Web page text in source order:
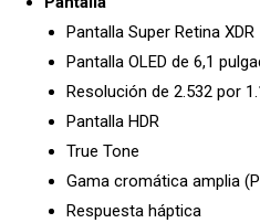
Pantalla Super Retina XDR
Pantalla OLED de 6,1
Resolución de 2.532 por
Pantalla HDR
True Tone
Gama cromática amplia
Respuesta háptica